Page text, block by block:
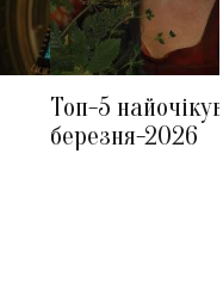
Топ-5
березня-2026